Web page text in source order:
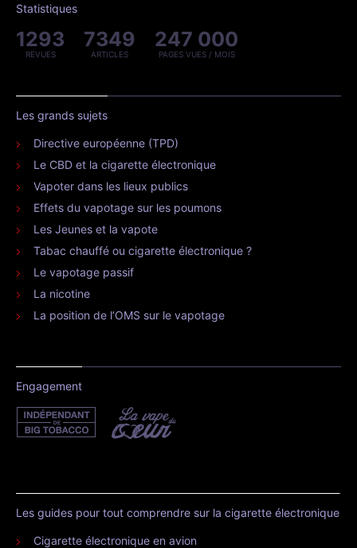
Statistiques
1293
REVUES
7349
ARTICLES
247 000
PAGES VUES / MOIS
Les grands sujets
Directive européenne (TPD)
Le CBD et la cigarette électronique
Vapoter dans les lieux publics
Effets du vapotage sur les poumons
Les Jeunes et la vapote
Tabac chauffé ou cigarette électronique ?
Le vapotage passif
La nicotine
La position de l’OMS sur le vapotage
Engagement
Les guides pour tout comprendre sur la cigarette électronique
Cigarette électronique en avion